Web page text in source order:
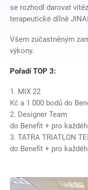
se rozhodl darovat
terapeutické dílně
Všem zúčastněným
výkony.
Pořadí TOP 3:
1. MIX 22
Kč a 1 000 bodů do
2. Designer
do Benefit + pro
3. TATRA
do Benefit + pro